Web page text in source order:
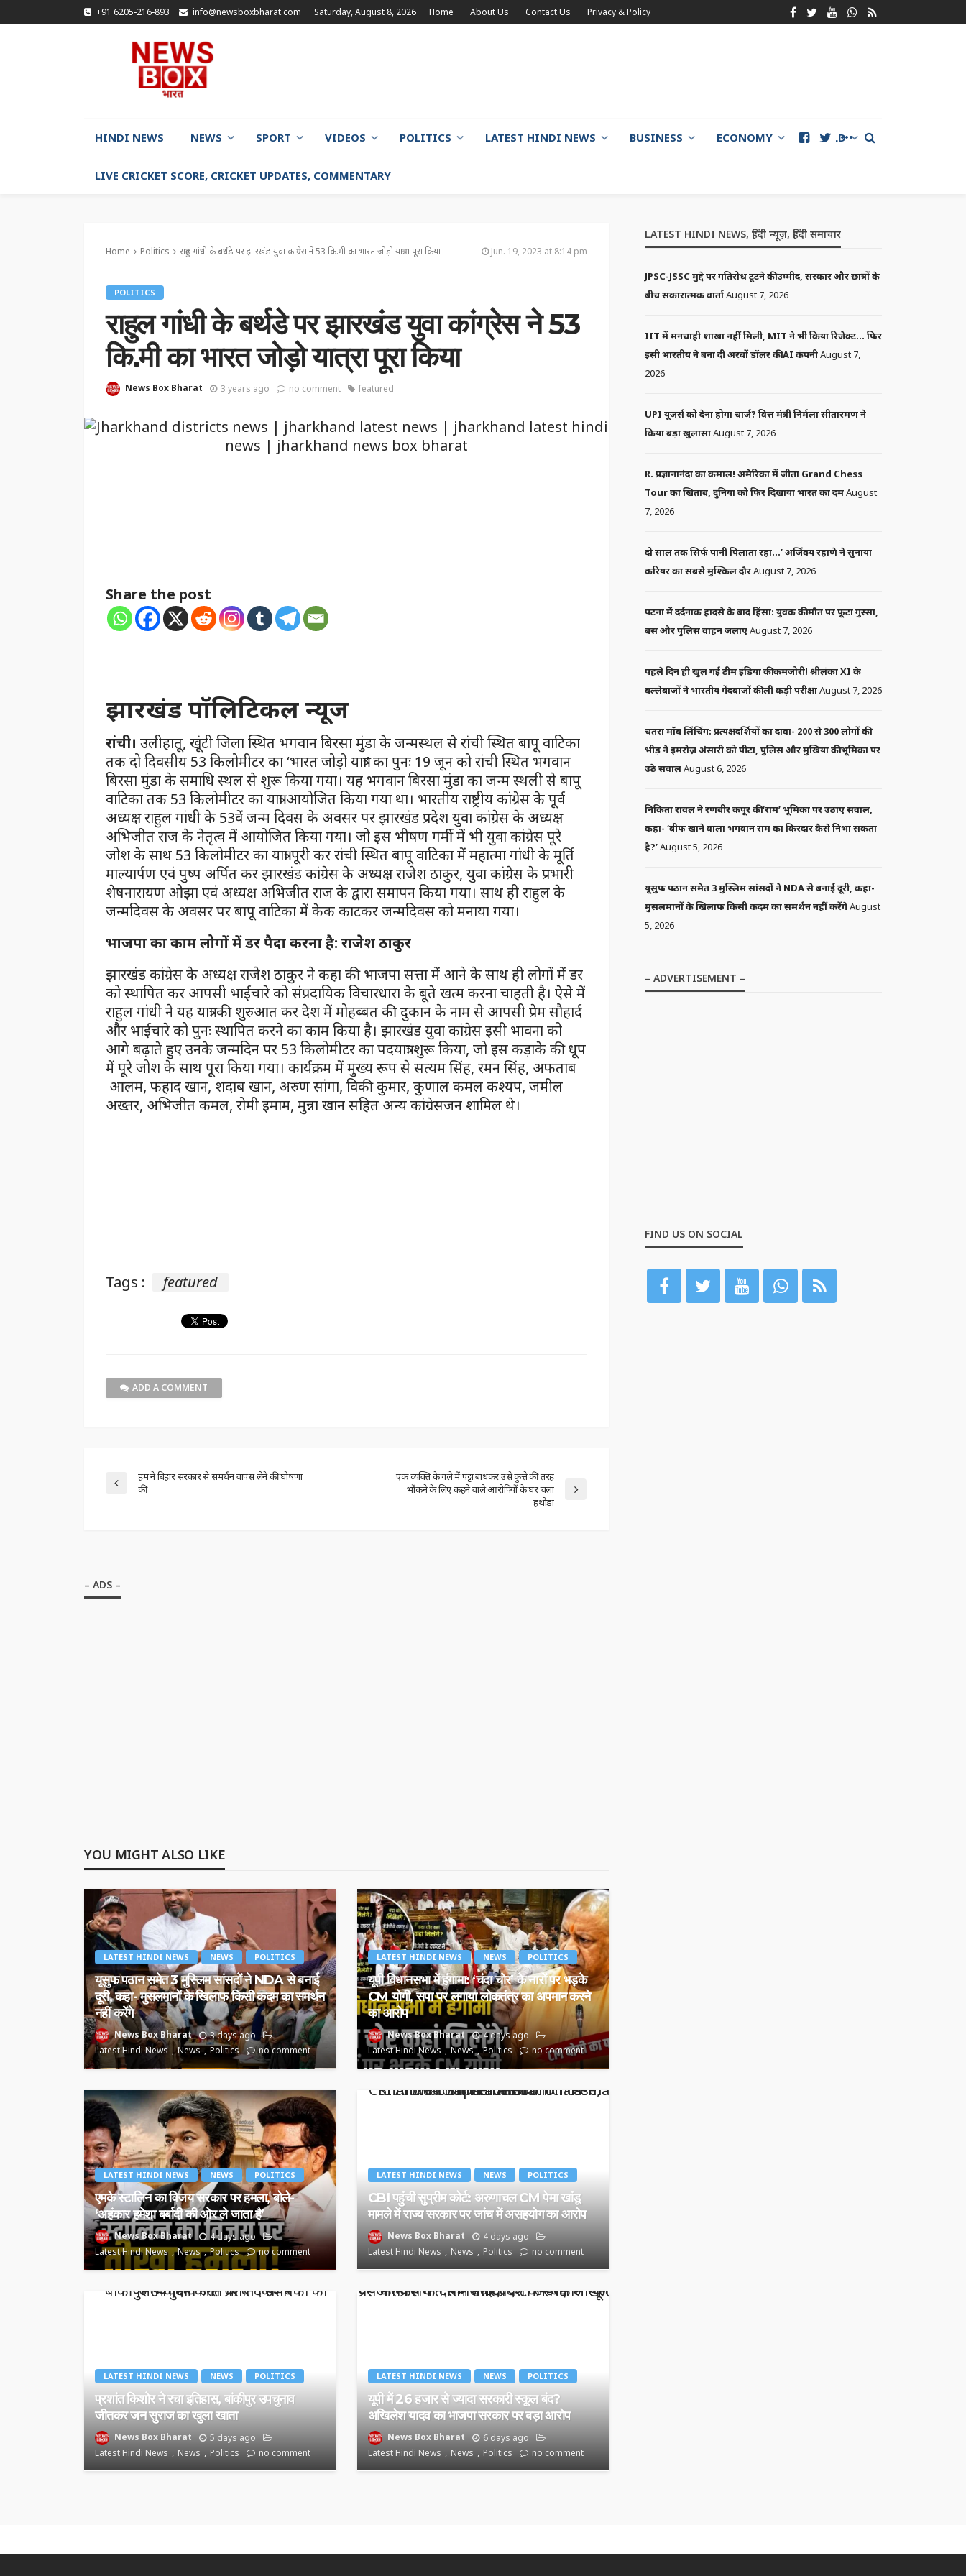
+91 6205-216-893 info@newsboxbharat.com Saturday, August 8, 2026 Home About Us Contact Us Privacy & Policy
HINDI NEWS NEWS SPORT VIDEOS POLITICS LATEST HINDI NEWS BUSINESS ECONOMY WORLD
LIVE CRICKET SCORE, CRICKET UPDATES, COMMENTARY
Home Politics राहुल गांधी के बर्थडे पर झारखंड युवा कांग्रेस ने 53 कि.मी का भारत जोड़ो यात्रा पूरा किया Jun. 19, 2023 at 8:14 pm
POLITICS
राहुल गांधी के बर्थडे पर झारखंड युवा कांग्रेस ने 53
कि.मी का भारत जोड़ो यात्रा पूरा किया
News Box Bharat 3 years ago no comment featured
Share the post
झारखंड पॉलिटिकल न्यूज
रांची। उलीहातू, खूंटी जिला स्थित भगवान बिरसा मुंडा के जन्मस्थल से रांची स्थित बापू वाटिका
तक दो दिवसीय 53 किलोमीटर का ‘भारत जोड़ो यात्रा’ का पुनः 19 जून को रांची स्थित भगवान
बिरसा मुंडा के समाधि स्थल से शुरू किया गया। यह भगवान बिरसा मुंडा का जन्म स्थली से बापू
वाटिका तक 53 किलोमीटर का यात्रा आयोजित किया गया था। भारतीय राष्ट्रीय कांग्रेस के पूर्व
अध्यक्ष राहुल गांधी के 53वें जन्म दिवस के अवसर पर झारखंड प्रदेश युवा कांग्रेस के अध्यक्ष
अभिजीत राज के नेतृत्व में आयोजित किया गया। जो इस भीषण गर्मी में भी युवा कांग्रेस पूरे
जोश के साथ 53 किलोमीटर का यात्रा पूरी कर रांची स्थित बापू वाटिका में महात्मा गांधी के मूर्ति
माल्यार्पण एवं पुष्प अर्पित कर झारखंड कांग्रेस के अध्यक्ष राजेश ठाकुर, युवा कांग्रेस के प्रभारी
शेषनारायण ओझा एवं अध्यक्ष अभिजीत राज के द्वारा समापन किया गया। साथ ही राहुल के
जन्मदिवस के अवसर पर बापू वाटिका में केक काटकर जन्मदिवस को मनाया गया।
भाजपा का काम लोगों में डर पैदा करना है: राजेश ठाकुर
झारखंड कांग्रेस के अध्यक्ष राजेश ठाकुर ने कहा की भाजपा सत्ता में आने के साथ ही लोगों में डर
को स्थापित कर आपसी भाईचारे को संप्रदायिक विचारधारा के बूते खत्म करना चाहती है। ऐसे में
राहुल गांधी ने यह यात्रा की शुरुआत कर देश में मोहब्बत की दुकान के नाम से आपसी प्रेम सौहार्द
और भाईचारे को पुनः स्थापित करने का काम किया है। झारखंड युवा कांग्रेस इसी भावना को
आगे बढ़ाते हुए उनके जन्मदिन पर 53 किलोमीटर का पदयात्रा शुरू किया, जो इस कड़ाके की धूप
में पूरे जोश के साथ पूरा किया गया। कार्यक्रम में मुख्य रूप से सत्यम सिंह, रमन सिंह, अफताब
आलम, फहाद खान, शदाब खान, अरुण सांगा, विकी कुमार, कुणाल कमल कश्यप, जमील
अख्तर, अभिजीत कमल, रोमी इमाम, मुन्ना खान सहित अन्य कांग्रेसजन शामिल थे।
Tags : featured
ADD A COMMENT
हम ने बिहार सरकार से समर्थन वापस लेने की घोषणा
की
एक व्यक्ति के गले में पट्टा बांधकर उसे कुत्ते की तरह
भौंकने के लिए कहने वाले आरोपियों के घर चला
हथौड़ा
– ADS –
YOU MIGHT ALSO LIKE
LATEST HINDI NEWS NEWS POLITICS
यूसुफ पठान समेत 3 मुस्लिम सांसदों ने NDA से बनाई
दूरी, कहा- मुसलमानों के खिलाफ किसी कदम का समर्थन
नहीं करेंगे
News Box Bharat
3 days ago
Latest Hindi News
News Politics no comment
LATEST HINDI NEWS NEWS POLITICS
यूपी विधानसभा में हंगामा: ‘चंदा चोर’ के नारों पर भड़के
CM योगी, सपा पर लगाया लोकतंत्र का अपमान करने
का आरोप
News Box Bharat
4 days ago
Latest Hindi News
News Politics no comment
LATEST HINDI NEWS NEWS POLITICS
एमके स्टालिन का विजय सरकार पर हमला, बोले-
‘अहंकार हमेशा बर्बादी की ओर ले जाता है’
News Box Bharat
4 days ago
Latest Hindi News
News Politics no comment
LATEST HINDI NEWS NEWS POLITICS
CBI पहुंची सुप्रीम कोर्ट: अरुणाचल CM पेमा खांडू
मामले में राज्य सरकार पर जांच में असहयोग का आरोप
News Box Bharat
4 days ago
Latest Hindi News
News Politics no comment
LATEST HINDI NEWS NEWS POLITICS
प्रशांत किशोर ने रचा इतिहास, बांकीपुर उपचुनाव
जीतकर जन सुराज का खुला खाता
News Box Bharat
5 days ago
Latest Hindi News
News Politics no comment
LATEST HINDI NEWS NEWS POLITICS
यूपी में 26 हजार से ज्यादा सरकारी स्कूल बंद?
अखिलेश यादव का भाजपा सरकार पर बड़ा आरोप
News Box Bharat
6 days ago
Latest Hindi News
News Politics no comment
LATEST HINDI NEWS, हिंदी न्यूज़, हिंदी समाचार
JPSC-JSSC मुद्दे पर गतिरोध टूटने की उम्मीद, सरकार और छात्रों के
बीच सकारात्मक वार्ताAugust 7, 2026
IIT में मनचाही शाखा नहीं मिली, MIT ने भी किया रिजेक्ट… फिर
इसी भारतीय ने बना दी अरबों डॉलर की AI कंपनीAugust 7,
2026
UPI यूजर्स को देना होगा चार्ज? वित्त मंत्री निर्मला सीतारमण ने
किया बड़ा खुलासाAugust 7, 2026
R. प्रज्ञानानंदा का कमाल! अमेरिका में जीता Grand Chess
Tour का खिताब, दुनिया को फिर दिखाया भारत का दमAugust
7, 2026
दो साल तक सिर्फ पानी पिलाता रहा…’ अजिंक्य रहाणे ने सुनाया
करियर का सबसे मुश्किल दौरAugust 7, 2026
पटना में दर्दनाक हादसे के बाद हिंसा: युवक की मौत पर फूटा गुस्सा,
बस और पुलिस वाहन जलाएAugust 7, 2026
पहले दिन ही खुल गई टीम इंडिया की कमजोरी! श्रीलंका XI के
बल्लेबाजों ने भारतीय गेंदबाजों की ली कड़ी परीक्षाAugust 7, 2026
चतरा मॉब लिंचिंग: प्रत्यक्षदर्शियों का दावा- 200 से 300 लोगों की
भीड़ ने इमरोज़ अंसारी को पीटा, पुलिस और मुखिया की भूमिका पर
उठे सवालAugust 6, 2026
निकिता रावल ने रणबीर कपूर की ‘राम’ भूमिका पर उठाए सवाल,
कहा- ‘बीफ खाने वाला भगवान राम का किरदार कैसे निभा सकता
है?’August 5, 2026
यूसुफ पठान समेत 3 मुस्लिम सांसदों ने NDA से बनाई दूरी, कहा-
मुसलमानों के खिलाफ किसी कदम का समर्थन नहीं करेंगेAugust
5, 2026
– ADVERTISEMENT –
FIND US ON SOCIAL